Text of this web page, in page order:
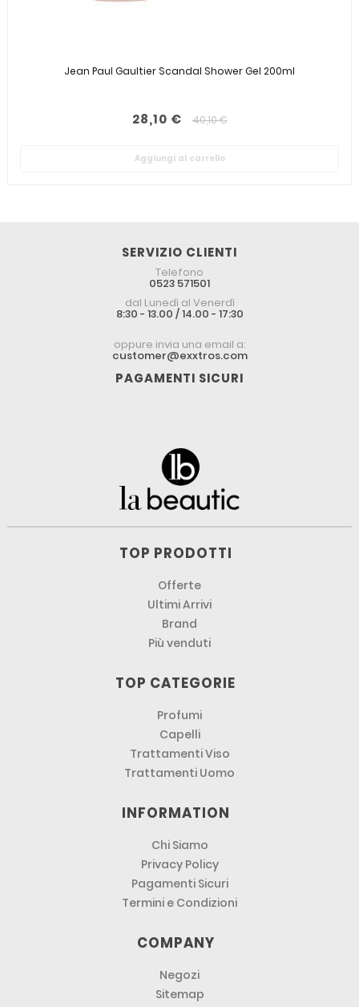
Jean Paul Gaultier Scandal Shower Gel 200ml
28,10 € 40,10 €
Aggiungi al carrello
SERVIZIO CLIENTI
Telefono
0523 571501
dal Lunedì al Venerdì
8:30 - 13.00 / 14.00 - 17:30
oppure invia una email a:
customer@exxtros.com
PAGAMENTI SICURI
TOP PRODOTTI
Offerte
Ultimi Arrivi
Brand
Più venduti
TOP CATEGORIE
Profumi
Capelli
Trattamenti Viso
Trattamenti Uomo
INFORMATION
Chi Siamo
Privacy Policy
Pagamenti Sicuri
Termini e Condizioni
COMPANY
Negozi
Sitemap